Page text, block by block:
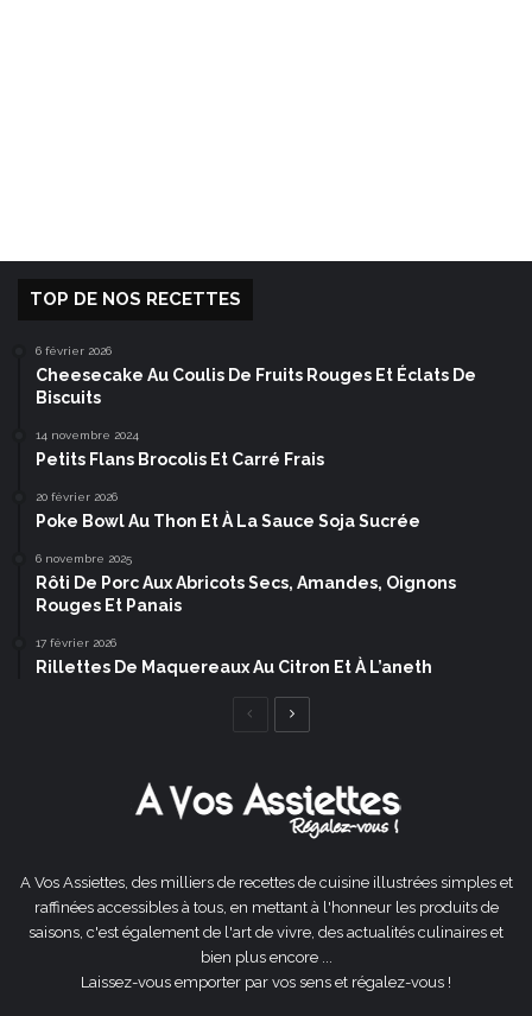
TOP DE NOS RECETTES
6 février 2026
Cheesecake Au Coulis De Fruits Rouges Et Éclats De
Biscuits
14 novembre 2024
Petits Flans Brocolis Et Carré Frais
20 février 2026
Poke Bowl Au Thon Et À La Sauce Soja Sucrée
6 novembre 2025
Rôti De Porc Aux Abricots Secs, Amandes, Oignons
Rouges Et Panais
17 février 2026
Rillettes De Maquereaux Au Citron Et À L’aneth
Page
A Vos Assiettes, des milliers de recettes de cuisine illustrées simples et
raffinées accessibles à tous, en mettant à l'honneur les produits de
saisons, c'est également de l'art de vivre, des actualités culinaires et
bien plus encore ...
Laissez-vous emporter par vos sens et régalez-vous !